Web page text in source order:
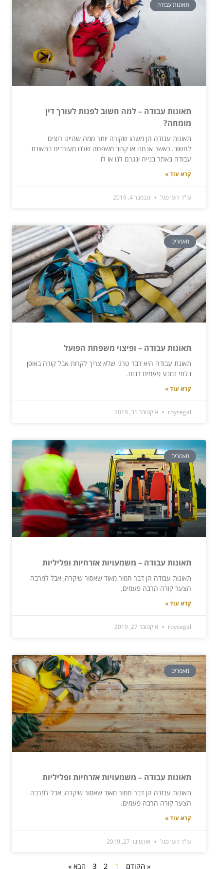
תאונות עבודה
תאונות עבודה – למה חשוב לפנות לעורך דין
מומחה?
תאונות עבודה הן משהו שקורה יותר ממה שהיינו רוצים
לחשוב. כאשר אנחנו או קרוב משפחה שלנו מעורבים בתאונת
עבודה באתר בנייה ונגרם לנו או לו
קרא עוד »
עו"ד רועי סגל נובמבר 4, 2019
מאמרים
תאונות עבודה – ופיצוי משפחת הפועל
תאונת עבודה היא דבר טרגי שלא צריך לקרות אבל קורה באופן
בלתי נמנע פעמים רבות.
קרא עוד »
roysegal אוקטובר 31, 2019
מאמרים
תאונות עבודה – משמעויות אזרחיות ופליליות
תאונות עבודה הן דבר חמור מאוד שאסור שיקרה, אבל למרבה
הצער קורה הרבה פעמים.
קרא עוד »
roysegal אוקטובר 27, 2019
מאמרים
תאונות עבודה – משמעויות אזרחיות ופליליות
תאונות עבודה הן דבר חמור מאוד שאסור שיקרה, אבל למרבה
הצער קורה הרבה פעמים.
קרא עוד »
עו"ד רועי סגל אוקטובר 27, 2019
« הקודם 1
2
3 הבא »